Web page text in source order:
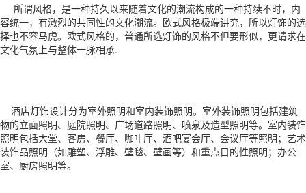
所谓风格，是一种持久以来随着文化的潮流构成的一种持续不时，内
容统一，有激烈的共同性的文化潮流。欧式风格极端讲究，所以灯饰的选
择也不容马虎。欧式风格的，普通所选灯饰的风格不但要形似，更请求在
文化气氛上与整体一脉相承.
酒店灯饰设计分为室外照明和室内装饰照明。室外装饰照明包括建筑
物的立面照明、庭院照明、广场道路照明、喷泉及造型照明等。室内装饰
照明包括大堂、客房、餐厅、咖啡厅、酒吧宴会厅、会议厅等照明；艺术
装饰品照明（如雕塑、浮雕、壁毯、壁画等）和重点目的性照明；办公
室、厨房照明等。